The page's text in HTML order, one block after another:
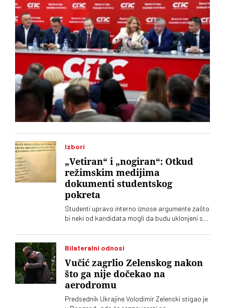
Izbori
„Vetiran“ i „nogiran“: Otkud
režimskim medijima
dokumenti studentskog
pokreta
Studenti upravo interno iznose argumente zašto
bi neki od kandidata mogli da budu uklonjeni sa
glasa. Nema sumnje da će režimski tabloidi
skoro svakodnevno lansirati „megaekskluzive“
Bilateralni odnosi
Vučić zagrlio Zelenskog nakon
što ga nije dočekao na
aerodromu
Predsednik Ukrajine Volodimir Zelenski stigao je